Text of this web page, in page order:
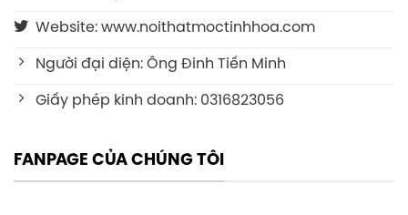
Website: www.noithatmoctinhhoa.com
Người đại diện: Ông Đinh Tiến Minh
Giấy phép kinh doanh: 0316823056
FANPAGE CỦA CHÚNG TÔI